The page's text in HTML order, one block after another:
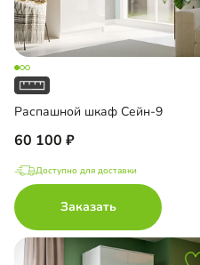
Распашной шкаф Сейн-9
60 100
Доступно для доставки
Заказать